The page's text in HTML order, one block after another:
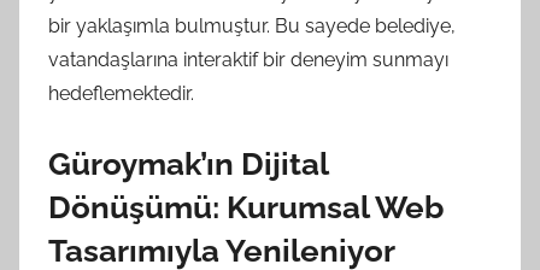
bir yaklaşımla bulmuştur. Bu sayede belediye,
vatandaşlarına interaktif bir deneyim sunmayı
hedeflemektedir.
Güroymak’ın Dijital
Dönüşümü: Kurumsal Web
Tasarımıyla Yenileniyor